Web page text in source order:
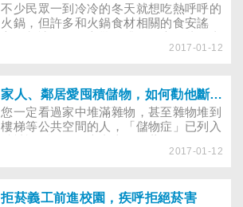
不少民眾一到冷冷的冬天就想吃熱呼呼的
火鍋，但許多和火鍋食材相關的食安謠
的、哪些只是迷思？以下為您一一破解！
2017-01-12
家人、鄰居愛囤積儲物，如何勸他斷捨離
您一定看過家中堆滿雜物，甚至雜物堆到
樓梯等公共空間的人，「儲物症」已列入
的物品，假如他的收藏已把環境弄得亂七
2017-01-12
拒菸義工前進校園，疾呼拒絕菸害